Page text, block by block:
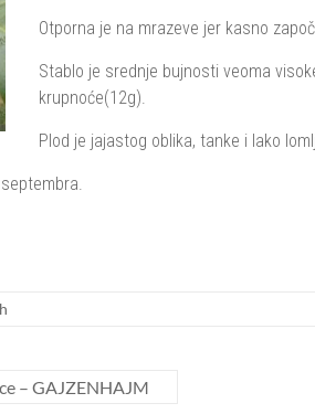
Otporna je na mrazeve jer kasno
Stablo je srednje bujnosti veoma
krupnoće(12g).
Plod je jajastog oblika, tanke i lako
– GAJZENHAJM